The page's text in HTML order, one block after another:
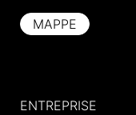
MAPPE
ENTREPRISE